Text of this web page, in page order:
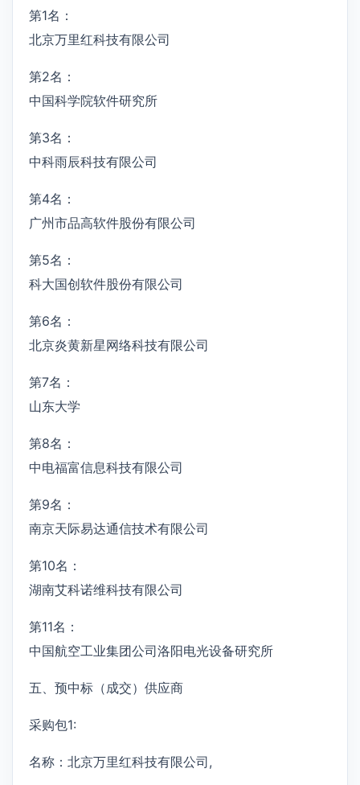
第1名：
北京万里红科技有限公司
第2名：
中国科学院软件研究所
第3名：
中科雨辰科技有限公司
第4名：
广州市品高软件股份有限公司
第5名：
科大国创软件股份有限公司
第6名：
北京炎黄新星网络科技有限公司
第7名：
山东大学
第8名：
中电福富信息科技有限公司
第9名：
南京天际易达通信技术有限公司
第10名：
湖南艾科诺维科技有限公司
第11名：
中国航空工业集团公司洛阳电光设备研究所
五、预中标（成交）供应商
采购包1:
名称：北京万里红科技有限公司,